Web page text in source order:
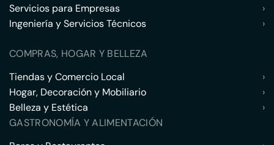
Servicios para Empresas
›
Ingeniería y Servicios Técnicos
›
COMPRAS, HOGAR Y BELLEZA
Tiendas y Comercio Local
›
Hogar, Decoración y Mobiliario
›
Belleza y Estética
›
GASTRONOMÍA Y ALIMENTACIÓN